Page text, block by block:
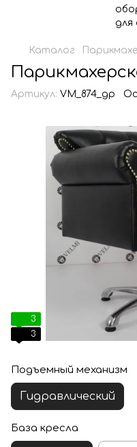
Каталог
Артикул: VM_874_gp
3
3
Подъемный механизм
Гидравлический
База кресла